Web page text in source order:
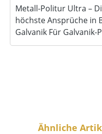
Metall-Politur Ultra –
höchste Ansprüche in
Galvanik Für Galvanik-
Ähnliche